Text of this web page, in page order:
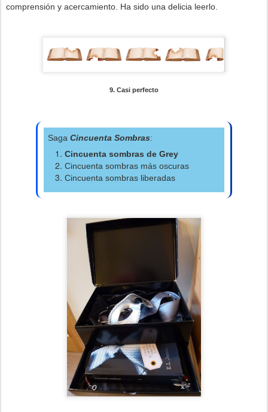
comprensión y acercamiento. Ha sido una delicia leerlo.
9. Casi perfecto
Saga Cincuenta Sombras:
Cincuenta sombras de Grey
Cincuenta sombras más oscuras
Cincuenta sombras liberadas